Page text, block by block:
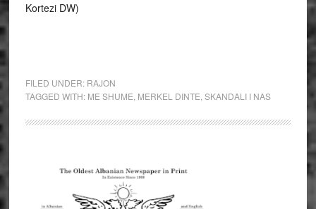
Kortezi DW)
FILED UNDER: RAJON
TAGGED WITH: ME SHUME MERKEL DINTE SKANDALI I NAS